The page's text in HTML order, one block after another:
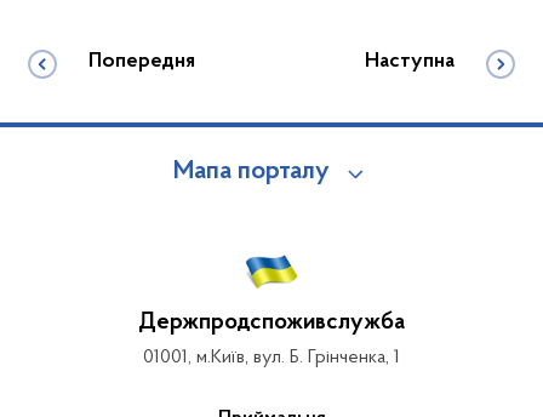
Попередня Наступна
Мапа порталу
Держпродспоживслужба
01001, м.Київ, вул. Б. Грінченка, 1